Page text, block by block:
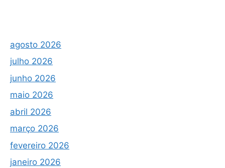
agosto 2026
julho 2026
junho 2026
maio 2026
abril 2026
março 2026
fevereiro 2026
janeiro 2026